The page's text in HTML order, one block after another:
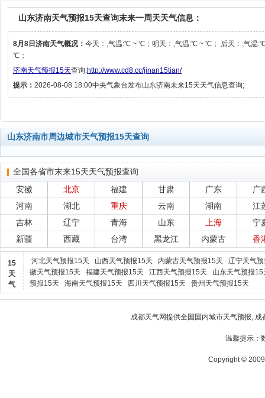
山东济南天气预报15天查询末来一周天天气信息：
8月8日济南天气概况： 今天：,气温:℃ ~ ℃；明天：,气温:℃ ~ ℃； 后天：,气温
℃；
济南天气预报15天查询:http://www.cd8.cc/jinan15tian/
提示： 2026-08-08 18:00中央气象台发布山东济南未来15天天气信息查询;
山东济南市周边城市天气预报15天查询
全国各省市末来15天天气预报查询
安徽
北京 福建 甘肃 广东
广
河南
湖北 重庆 云南 湖南
江
吉林
辽宁 青海 山东 上海
宁
新疆
西藏 台湾 黑龙江 内蒙古 香
15
天
气
河北天气预报15天 山西天气预报15天 内蒙古天气预报15天
辽宁天气
徽天气预报15天
福建天气预报15天 江西天气预报15天
山东天气预报15
预报15天
海南天气预报15天 四川天气预报15天 贵州天气预报15天
成都天气网提供全国国内城市天气预报, 成
温馨提示：
Copyright ©